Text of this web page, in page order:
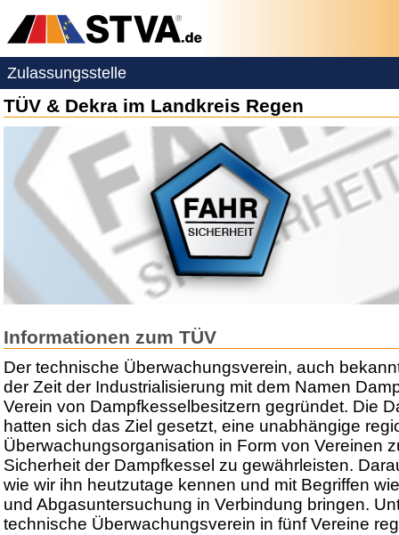
Zulassungsstelle
TÜV & Dekra im Landkreis Regen
Informationen zum TÜV
Der technische Überwachungsverein, auch
der Zeit der Industrialisierung mit dem Namen
Verein von Dampfkesselbesitzern gegründet. Die
hatten sich das Ziel gesetzt, eine unabhängige
Überwachungsorganisation in Form von Vereinen
Sicherheit der Dampfkessel zu gewährleisten.
wie wir ihn heutzutage kennen und mit Begriffen
und Abgasuntersuchung in Verbindung bringen.
technische Überwachungsverein in fünf Vereine